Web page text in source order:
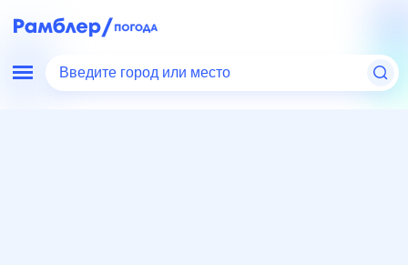
Введите город или место